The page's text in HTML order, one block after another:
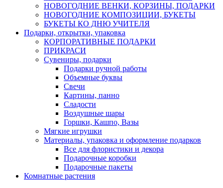
НОВОГОДНИЕ ВЕНКИ, КОРЗИНЫ, ПОДАРКИ
НОВОГОДНИЕ КОМПОЗИЦИИ, БУКЕТЫ
БУКЕТЫ КО ДНЮ УЧИТЕЛЯ
Подарки, открытки, упаковка
КОРПОРАТИВНЫЕ ПОДАРКИ
ПРИКРАСИ
Сувениры, подарки
Подарки ручной работы
Объемные буквы
Свечи
Картины, панно
Сладости
Воздушные шары
Горшки, Кашпо, Вазы
Мягкие игрушки
Материалы, упаковка и оформление подарков
Все для флористики и декора
Подарочные коробки
Подарочные пакеты
Комнатные растения